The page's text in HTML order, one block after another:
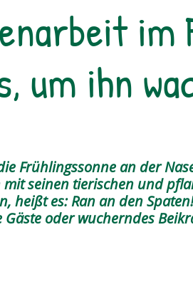
im
um ihn
Frühlingssonne an der
mit seinen tierischen und
heißt es: Ran an den
oder wucherndes